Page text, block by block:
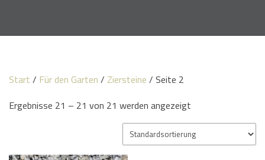
Start / Für den Garten / Ziersteine / Seite 2
Ergebnisse 21 – 21 von 21 werden angezeigt